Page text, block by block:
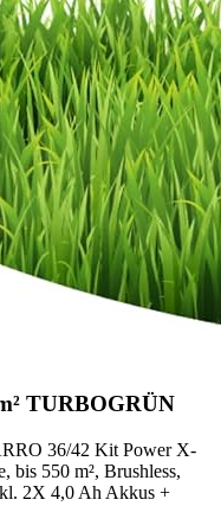
TURBOGRÜN
36/42 Kit Power X-
bis 550 m², Brushless,
2X 4,0 Ah Akkus +